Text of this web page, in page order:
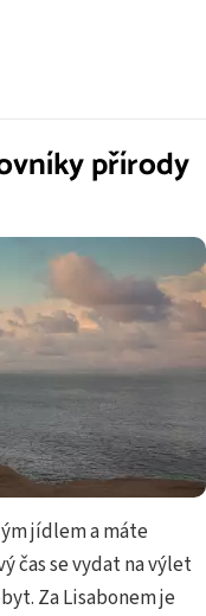
přírody
jídlem a máte
čas se vydat na výlet
Za Lisabonem je